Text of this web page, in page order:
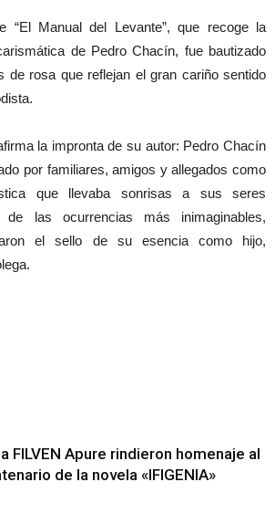
“El Manual del Levante”, que recoge la
de Pedro Chacín, fue bautizado
de rosa que reflejan el gran cariño sentido
la impronta de su autor: Pedro Chacín
por familiares, amigos y allegados como
que llevaba sonrisas a sus seres
las ocurrencias más inimaginables,
el sello de su esencia como hijo,
FILVEN Apure rindieron homenaje al
de la novela «IFIGENIA»